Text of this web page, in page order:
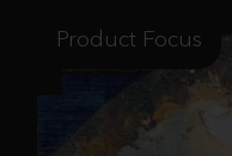
Product Focus